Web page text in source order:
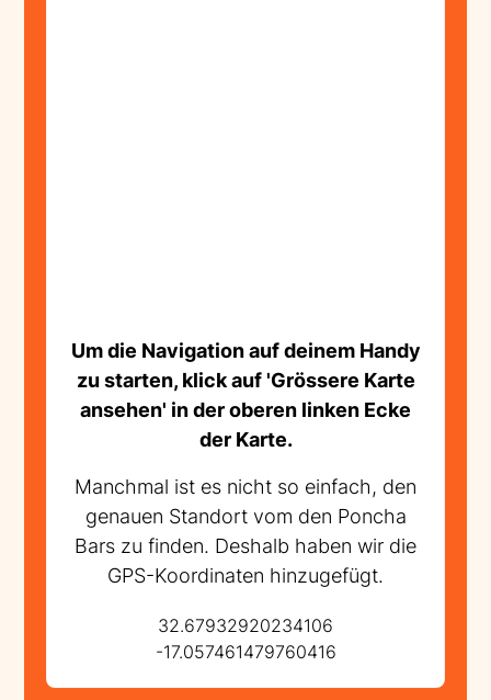
Um die Navigation auf deinem Handy
zu starten, klick auf 'Grössere Karte
ansehen' in der oberen linken Ecke
der Karte.
Manchmal ist es nicht so einfach, den
genauen Standort vom den Poncha
Bars zu finden. Deshalb haben wir die
GPS-Koordinaten hinzugefügt.
32.67932920234106
-17.057461479760416